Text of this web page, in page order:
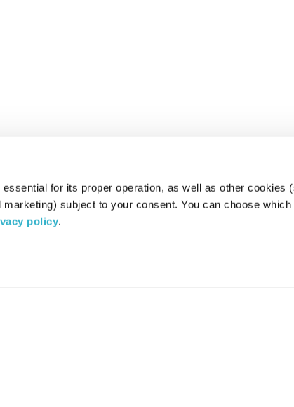
for its proper operation, as well as other cookies
subject to your consent. You can choose
policy.